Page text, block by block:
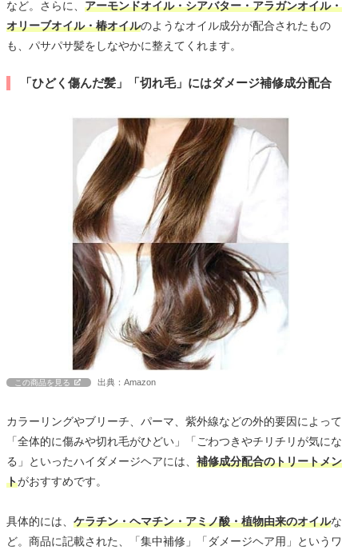
など。さらに、 アーモンドオイル・シアバター・アラガンオイル・
オリーブオイル・椿オイルのようなオイル成分が配合されたもの
も、パサパサ髪をしなやかに整えてくれます。
「ひどく傷んだ髪」「切れ毛」にはダメージ補修成分配合
この商品を見る 出典：Amazon
カラーリングやブリーチ、パーマ、紫外線などの外的要因によって
「全体的に傷みや切れ毛がひどい」「ごわつきやチリチリが気にな
る」といったハイダメージヘアには、 補修成分配合のトリートメン
トがおすすめです。
具体的には、 ケラチン・ヘマチン・アミノ酸・植物由来のオイルな
ど。商品に記載された、「集中補修」「ダメージヘア用」というワ